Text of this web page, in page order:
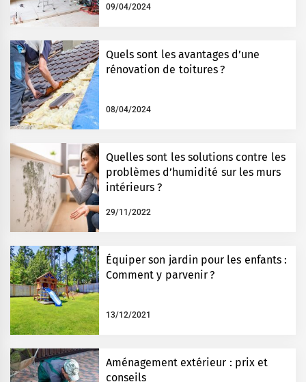
09/04/2024
Quels sont les avantages d’une
rénovation de toitures ?
08/04/2024
Quelles sont les solutions contre les
problèmes d’humidité sur les murs
intérieurs ?
29/11/2022
Équiper son jardin pour les enfants :
Comment y parvenir ?
13/12/2021
Aménagement extérieur : prix et
conseils